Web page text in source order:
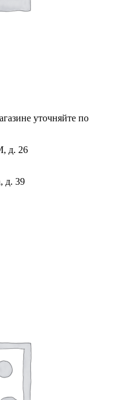
уточняйте по
д. 26
д. 39